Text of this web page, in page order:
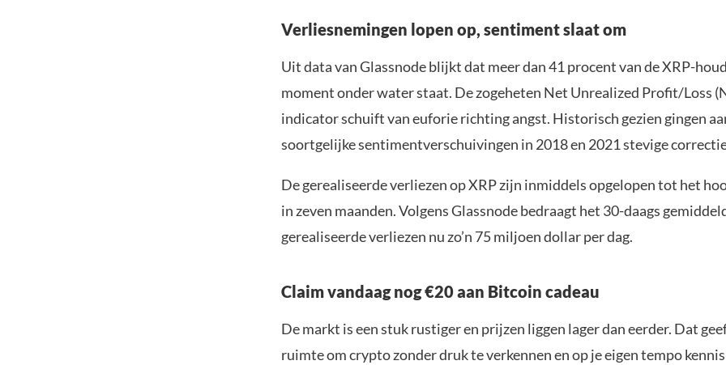
Verliesnemingen lopen op, sentiment slaat om
Uit data van Glassnode blijkt dat meer dan 41 procent van de XRP-
moment onder water staat. De zogeheten Net Unrealized Profit/Loss
indicator schuift van euforie richting angst. Historisch gezien gingen
soortgelijke sentimentverschuivingen in 2018 en 2021 stevige
De gerealiseerde verliezen op XRP zijn inmiddels opgelopen tot het
in zeven maanden. Volgens Glassnode bedraagt het 30-daags
gerealiseerde verliezen nu zo’n 75 miljoen dollar per dag.
Claim vandaag nog €20 aan Bitcoin cadeau
De markt is een stuk rustiger en prijzen liggen lager dan eerder. Dat
ruimte om crypto zonder druk te verkennen en op je eigen tempo